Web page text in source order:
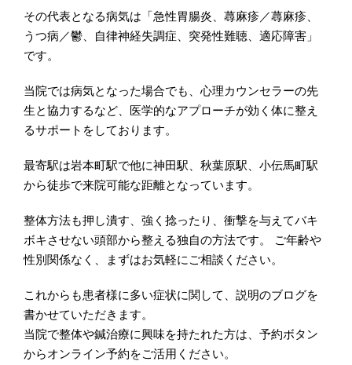
その代表となる病気は「急性胃腸炎、蕁麻疹／蕁麻疹、
うつ病／鬱、自律神経失調症、突発性難聴、適応障害」
です。
当院では病気となった場合でも、心理カウンセラーの先
生と協力するなど、医学的なアプローチが効く体に整え
るサポートをしております。
最寄駅は岩本町駅で他に神田駅、秋葉原駅、小伝馬町駅
から徒歩で来院可能な距離となっています。
整体方法も押し潰す、強く捻ったり、衝撃を与えてバキ
ボキさせない頭部から整える独自の方法です。 ご年齢や
性別関係なく、まずはお気軽にご相談ください。
これからも患者様に多い症状に関して、説明のブログを
書かせていただきます。
当院で整体や鍼治療に興味を持たれた方は、予約ボタン
からオンライン予約をご活用ください。